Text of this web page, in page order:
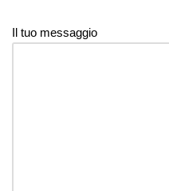
Il tuo messaggio